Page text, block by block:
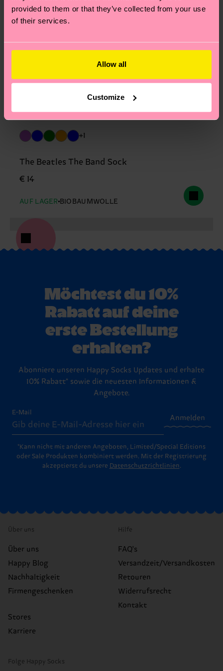
provided to them or that they’ve collected from your use
of their services.
Allow all
Customize
+1
The Beatles The Band Sock
€ 14
AUF LAGER BIOBAUMWOLLE
Möchtest du 10%
Rabatt auf deine
erste Bestellung
erhalten?
Abonniere unseren Happy Socks Updates und erhalte
10% Rabatt* sowie die neuesten Informationen &
Angebote.
E-Mail
Anmelden
*Kann nicht mit anderen Angeboten, Limited/Special Editions
oder Sale Produkten kombiniert werden. Mit der Registrierung
akzeptierst du unsere Datenschutzrichtlinien.
Über uns
Über uns
Happy Blog
Nachhaltigkeit
Firmengeschenken
Stores
Karriere
Hilfe
FAQ's
Versandzeit/Versandkosten
Retouren
Widerrufsrecht
Kontakt
Folge Happy Socks